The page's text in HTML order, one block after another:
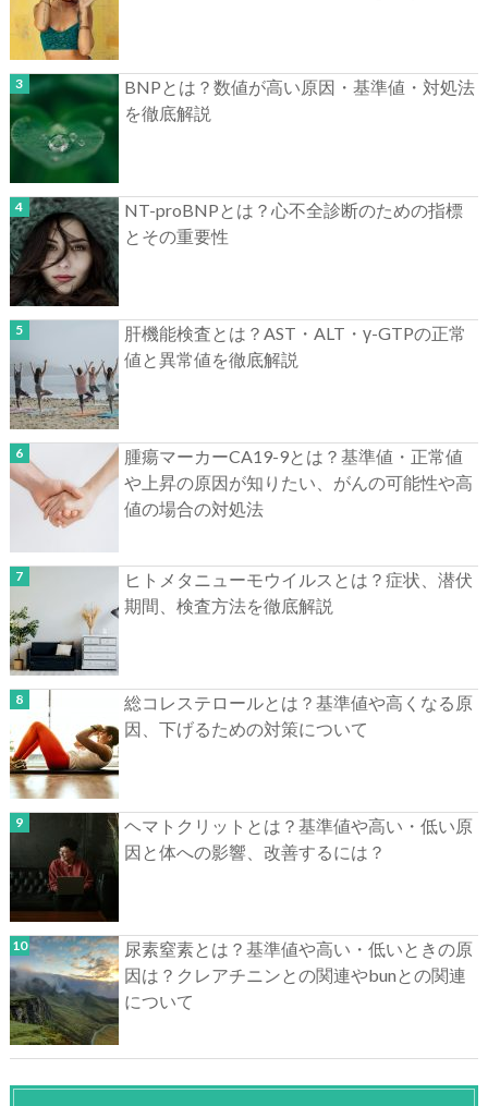
BNPとは？数値が高い原因・基準値・対処法
を徹底解説
NT-proBNPとは？心不全診断のための指標
とその重要性
肝機能検査とは？AST・ALT・γ-GTPの正常
値と異常値を徹底解説
腫瘍マーカーCA19-9とは？基準値・正常値
や上昇の原因が知りたい、がんの可能性や高
値の場合の対処法
ヒトメタニューモウイルスとは？症状、潜伏
期間、検査方法を徹底解説
総コレステロールとは？基準値や高くなる原
因、下げるための対策について
ヘマトクリットとは？基準値や高い・低い原
因と体への影響、改善するには？
尿素窒素とは？基準値や高い・低いときの原
因は？クレアチニンとの関連やbunとの関連
について